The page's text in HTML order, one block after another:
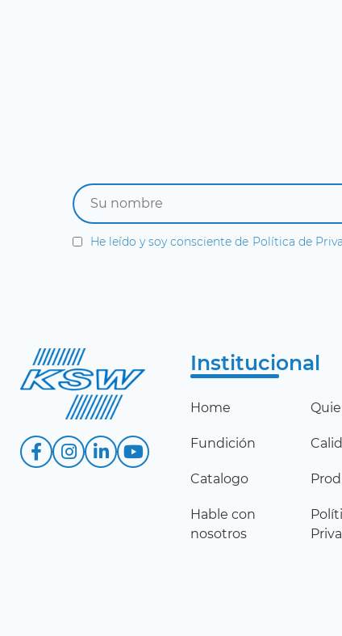
He leído y soy consciente de Política de
Institucional
Home
Fundición
Catalogo
Hable con
nosotros